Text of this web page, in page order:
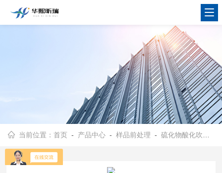
当前位置：首页 - 产品中心 -样品前处理 -硫化物酸化吹气仪